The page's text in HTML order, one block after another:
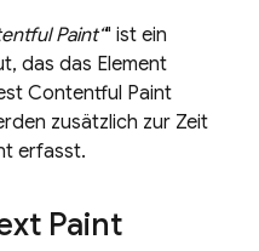
Paint“" ist ein
das das Element
Contentful Paint
zusätzlich zur Zeit
erfasst.
Paint